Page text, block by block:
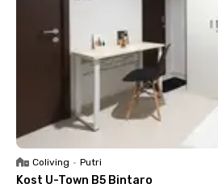
Coliving • Putri
Kost U-Town B5 Bintaro